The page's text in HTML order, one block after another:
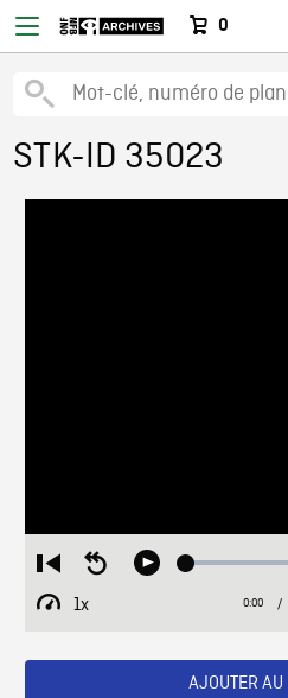
0
STK-ID 35023
Restart
from
beginning
Seek
Play Loaded:
1x
Playback
Current
0:00 /
AJOUTER AU